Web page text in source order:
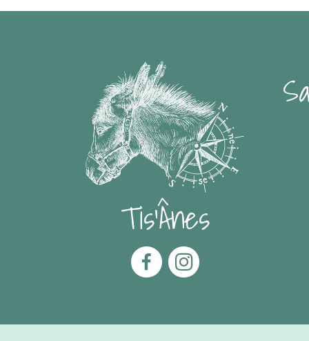
Tis'Ânes